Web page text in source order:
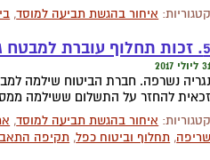
קטגוריות: איחור בהגשת תביעה למוסד,
5. זכות תחלוף עוברת למבטח גם כלפי מנהל מס רכוש
31 ליולי 2017
נגריה נשרפה. חברת הביטוח שילמה
זכאית להחזר על התשלום ששילמה
קטגוריות: איחור בהגשת תביעה למוסד,
שריפה, תחלוף וביטוח כפל, תקיפה